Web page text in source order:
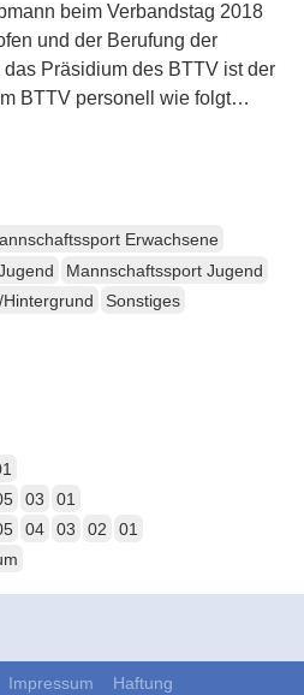
beim Verbandstag 2018
und der Berufung der
Präsidium des BTTV ist der
BTTV personell wie folgt…
Erwachsene
Mannschaftssport Jugend
Sonstiges
03 01
04 03 02
01
Impressum Haftung